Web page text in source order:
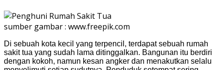
sumber gambar : www.freepik.com
Di sebuah kota kecil yang terpencil, terdapat sebuah rumah
sakit tua yang sudah lama ditinggalkan. Bangunan itu berdiri
dengan kokoh, namun kesan angker dan menakutkan selalu